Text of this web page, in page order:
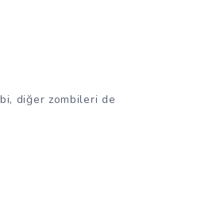
diğer zombileri de